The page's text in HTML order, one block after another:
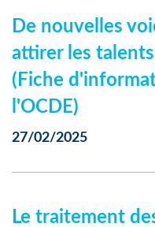
De nouvelles
attirer les
(Fiche
l'OCDE)
27/02/2025
Le traitement